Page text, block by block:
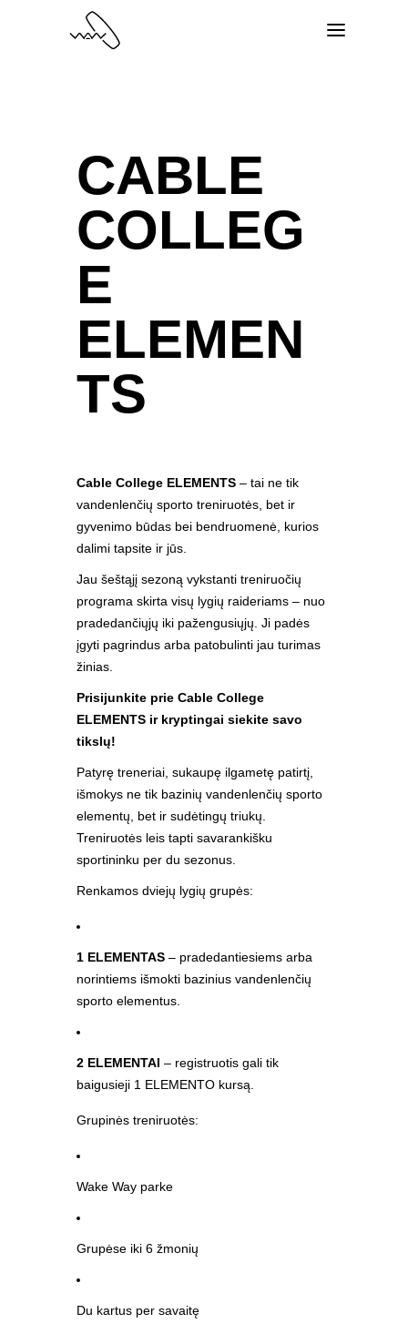
CABLE
COLLEG
E
ELEMEN
TS
Cable College ELEMENTS – tai ne tik
vandenlenčių sporto treniruotės, bet ir
gyvenimo būdas bei bendruomenė, kurios
dalimi tapsite ir jūs.
Jau šeštąjį sezoną vykstanti treniruočių
programa skirta visų lygių raideriams – nuo
pradedančiųjų iki pažengusiųjų. Ji padės
įgyti pagrindus arba patobulinti jau turimas
žinias.
Prisijunkite prie Cable College
ELEMENTS ir kryptingai siekite savo
tikslų!
Patyrę treneriai, sukaupę ilgametę patirtį,
išmokys ne tik bazinių vandenlenčių sporto
elementų, bet ir sudėtingų triukų.
Treniruotės leis tapti savarankišku
sportininku per du sezonus.
Renkamos dviejų lygių grupės:
1 ELEMENTAS – pradedantiesiems arba
norintiems išmokti bazinius vandenlenčių
sporto elementus.
2 ELEMENTAI – registruotis gali tik
baigusieji 1 ELEMENTO kursą.
Grupinės treniruotės:
Wake Way parke
Grupėse iki 6 žmonių
Du kartus per savaitę